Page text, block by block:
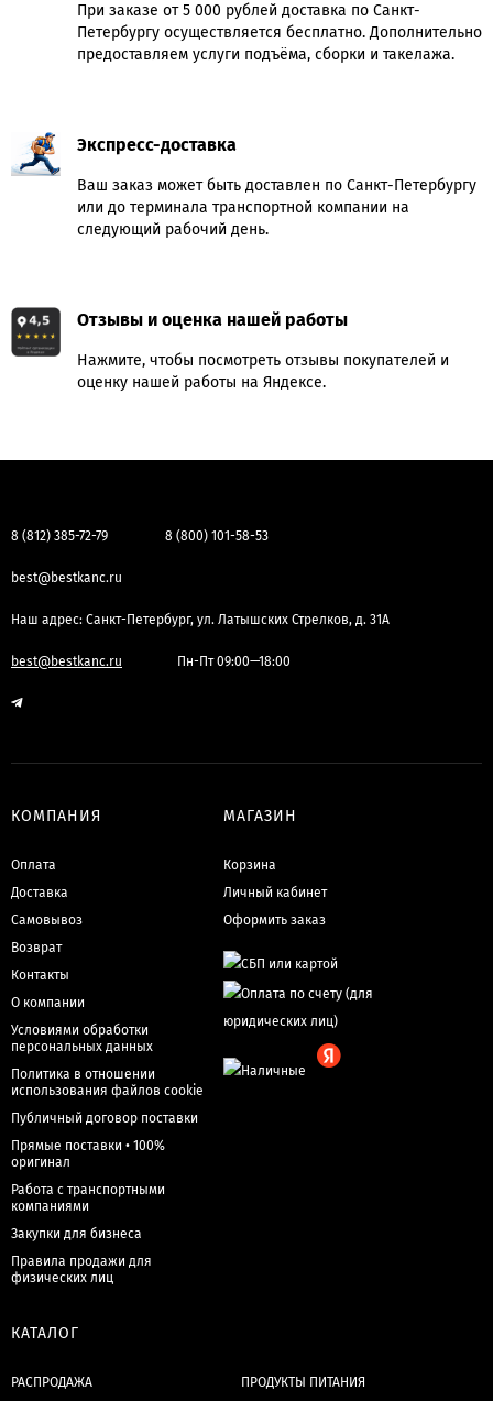
При заказе от 5 000 рублей доставка по Санкт-
Петербургу осуществляется бесплатно. Дополнительно
предоставляем услуги подъёма, сборки и такелажа.
Экспресс-доставка
Ваш заказ может быть доставлен по Санкт-Петербургу
или до терминала транспортной компании на
следующий рабочий день.
Отзывы и оценка нашей работы
Нажмите, чтобы посмотреть отзывы покупателей и
оценку нашей работы на Яндексе.
8 (812) 385-72-79 8 (800) 101-58-53
best@bestkanc.ru
Наш адрес: Санкт-Петербург, ул. Латышских Стрелков, д. 31А
best@bestkanc.ru Пн-Пт 09:00—18:00
КОМПАНИЯ
Оплата
Доставка
Самовывоз
Возврат
Контакты
О компании
Условиями обработки
персональных данных
Политика в отношении
использования файлов cookie
Публичный договор поставки
Прямые поставки • 100%
оригинал
Работа с транспортными
компаниями
Закупки для бизнеса
Правила продажи для
физических лиц
МАГАЗИН
Корзина
Личный кабинет
Оформить заказ
КАТАЛОГ
РАСПРОДАЖА
ПРОДУКТЫ ПИТАНИЯ